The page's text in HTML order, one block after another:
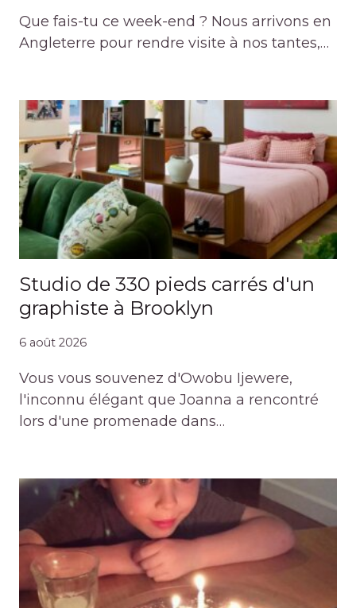
Que fais-tu ce week-end ? Nous arrivons en
Angleterre pour rendre visite à nos tantes,…
Studio de 330 pieds carrés d'un
graphiste à Brooklyn
6 août 2026
Vous vous souvenez d'Owobu Ijewere,
l'inconnu élégant que Joanna a rencontré
lors d'une promenade dans…